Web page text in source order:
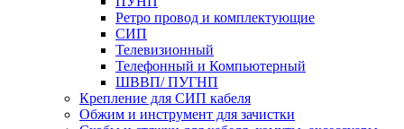
Ретро провод и комплектующие
СИП
Телевизионный
Телефонный и Компьютерный
ШВВП/ ПУГНП
Крепление для СИП кабеля
Обжим и инструмент для зачистки